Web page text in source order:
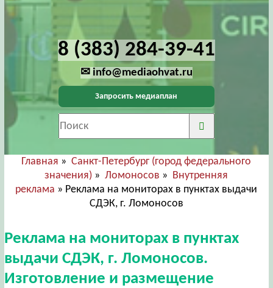
8 (383) 284-39-41
✉ info@mediaohvat.ru
Запросить медиаплан
Главная »Санкт-Петербург (город федерального
значения) »Ломоносов » Внутренняя
реклама » Реклама на мониторах в пунктах выдачи
СДЭК, г. Ломоносов
Реклама на мониторах в пунктах
выдачи СДЭК, г. Ломоносов.
Изготовление и размещение